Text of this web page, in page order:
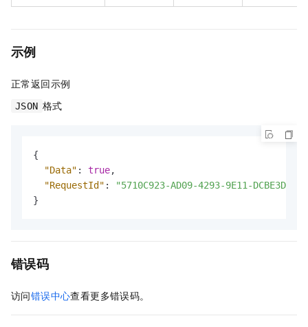
示例
正常返回示例
JSON 格式
{
"Data" : true,
"RequestId" :
"5710C923-AD09-4293-9E11-
}
错误码
访问错误中心查看更多错误码。